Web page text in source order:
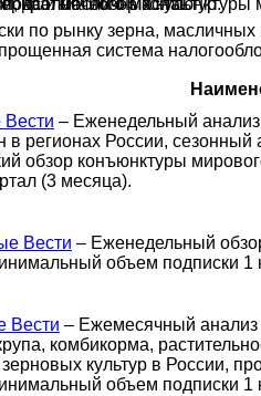
краткий обзор конъюнктуры
масла.
и масличных культур.
по рынку зерна,
система
– Еженедельный
в регионах России,
обзор конъюнктуры
(3 месяца).
Вести – Еженедельный
объем подписки 1
Вести – Ежемесячный анализ
комбикорма,
культур в России,
объем подписки 1